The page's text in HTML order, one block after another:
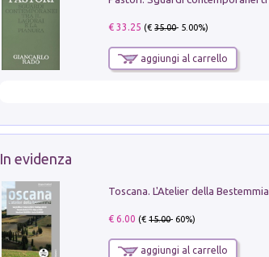
€ 33.25 (€35.00- 5.00%)
aggiungi al carrello
In evidenza
Toscana. L'Atelier della Bestemmia
€ 6.00 (€15.00- 60%)
aggiungi al carrello